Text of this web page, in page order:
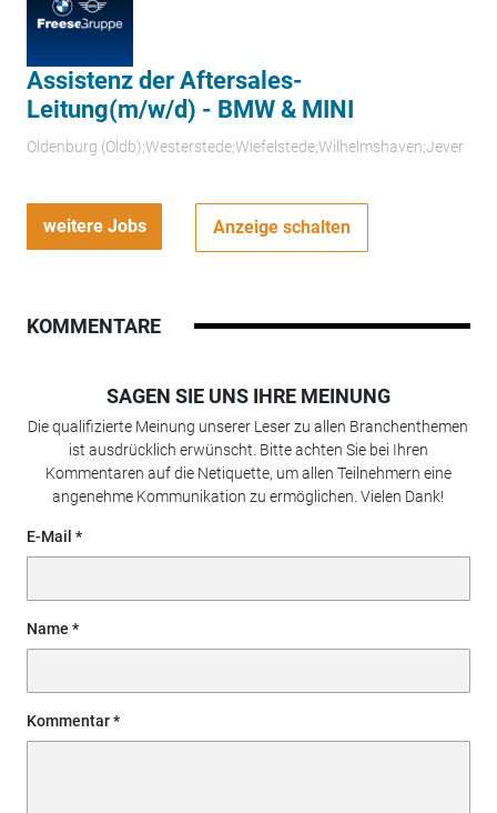
Assistenz der Aftersales-
Leitung(m/w/d) - BMW & MINI
Oldenburg (Oldb);Westerstede;Wiefelstede;Wilhelmshaven;Jever
weitere Jobs Anzeige schalten
KOMMENTARE
SAGEN SIE UNS IHRE MEINUNG
Die qualifizierte Meinung unserer Leser zu allen Branchenthemen
ist ausdrücklich erwünscht. Bitte achten Sie bei Ihren
Kommentaren auf die Netiquette, um allen Teilnehmern eine
angenehme Kommunikation zu ermöglichen. Vielen Dank!
E-Mail
Name
Kommentar